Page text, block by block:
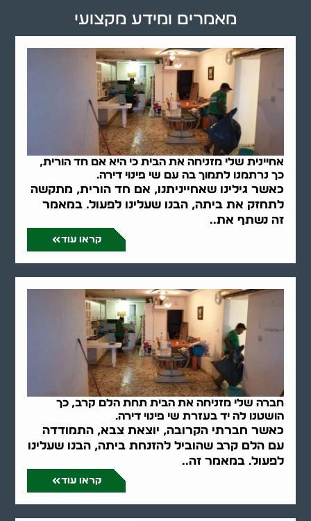
אחיינית שלי מזניחה את הבית כי היא אם חד הורית,
כך נרתמנו לתמוך בה עם שי פינוי דירה.
כאשר גילינו שאחייניתנו, אם חד הורית, מתקשה
לתחזק את ביתה, הבנו שעלינו לפעול. במאמר
זה נשתף את..
קראו עוד
חברה שלי מזניחה את הבית תחת הלם קרב, כך
הושטנו לה יד בעזרת שי פינוי דירה.
כאשר חברתי הקרובה, יוצאת צבא, התמודדה
עם הלם קרב שהוביל להזנחת ביתה, הבנו שעלינו
לפעול. במאמר זה..
קראו עוד
מאמרים ומידע מקצועי